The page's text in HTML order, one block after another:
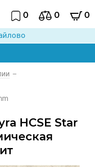
0 0 0
–
HCSE Star